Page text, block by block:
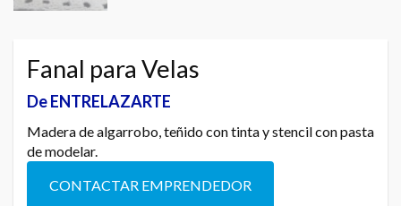
Fanal para Velas
De ENTRELAZARTE
Madera de algarrobo, teñido con tinta y stencil con pasta
de modelar.
CONTACTAR EMPRENDEDOR